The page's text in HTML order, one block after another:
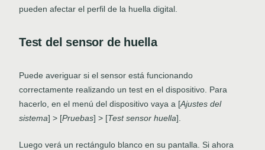
pueden afectar el perfil de la huella digital.
Test del sensor de huella
Puede averiguar si el sensor está funcionando
correctamente realizando un test en el dispositivo. Para
hacerlo, en el menú del dispositivo vaya a [Ajustes del
sistema] > [Pruebas] > [Test sensor huella].
Luego verá un rectángulo blanco en su pantalla. Si ahora